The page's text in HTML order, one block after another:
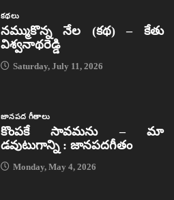
కథలు
నమ్ముకొన్న నేల (కథ) – కేతు
విశ్వనాథరెడ్డి
Saturday, July 11, 2026
జానపద గీతాలు
కొంపకే సావమను – మా
డవుటుగాన్ని : జానపదగీతం
Monday, May 4, 2026